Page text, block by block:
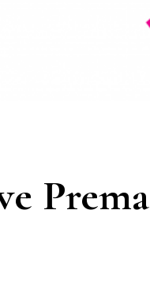
Prema